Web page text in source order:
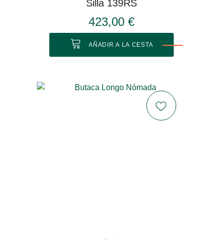
Silla 139RS
423,00 €
AÑADIR A LA CESTA